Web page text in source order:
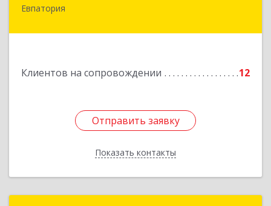
Евпатория
Клиентов на сопровождении 12
Отправить заявку
Показать контакты
297407, Крым Респ, Евпатория г, Победы пр-кт,
Отправить заявку
Назад